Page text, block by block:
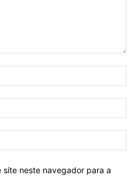
site neste navegador para a